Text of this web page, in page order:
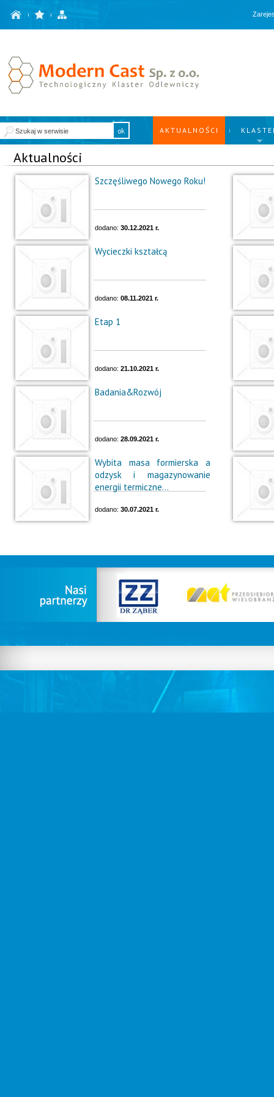
AKTUALNOŚCI
Aktualności
Szczęśliwego Nowego Roku!
dodano: 30.12.2021 r.
Wycieczki kształcą
dodano: 08.11.2021 r.
Etap 1
dodano: 21.10.2021 r.
Badania&Rozwój
dodano: 28.09.2021 r.
Wybita masa formierska a
odzysk i magazynowanie
energii termiczne...
dodano: 30.07.2021 r.